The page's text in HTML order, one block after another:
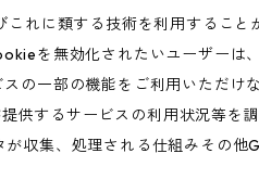
これに類する技術を利用するこ
を無効化されたいユーザーは
の一部の機能をご利用いただけ
提供するサービスの利用状況等
収集、処理される仕組みその